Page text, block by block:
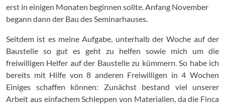
erst in einigen Monaten beginnen sollte. Anfang November
begann dann der Bau des Seminarhauses.
Seitdem ist es meine Aufgabe, unterhalb der Woche auf der
Baustelle so gut es geht zu helfen sowie mich um die
freiwilligen Helfer auf der Baustelle zu kümmern. So habe ich
bereits mit Hilfe von 8 anderen Freiwilligen in 4 Wochen
Einiges schaffen können: Zunächst bestand viel unserer
Arbeit aus einfachem Schleppen von Materialien, da die Finca